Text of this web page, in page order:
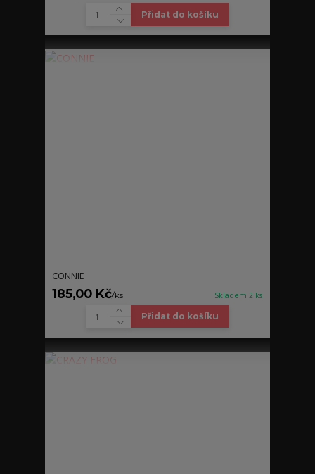
Přidat do košíku
CONNIE
185,00 Kč/ks Skladem 2 ks
Přidat do košíku